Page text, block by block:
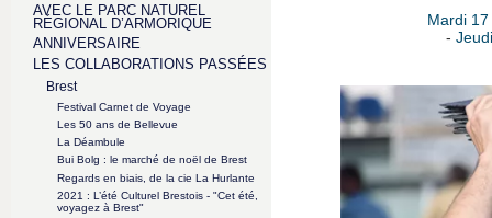
AVEC LE PARC NATUREL
RÉGIONAL D’ARMORIQUE
ANNIVERSAIRE
LES COLLABORATIONS PASSÉES
Brest
Festival Carnet de Voyage
Les 50 ans de Bellevue
La Déambule
Bui Bolg : le marché de noël de Brest
Regards en biais, de la cie La Hurlante
2021 : L’été Culturel Brestois - "Cet été,
voyagez à Brest"
Mardi
-